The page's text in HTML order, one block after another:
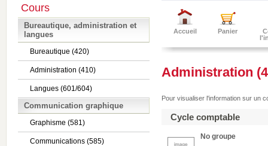
Cours
Bureautique, administration et
langues
Bureautique (420)
Administration (410)
Langues (601/604)
Communication graphique
Graphisme (581)
Communications (585)
Accueil Panier
Administration
Pour visualiser l'information sur un
Cycle comptable
No groupe